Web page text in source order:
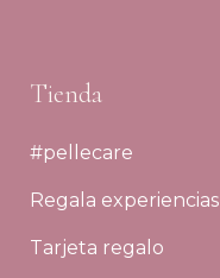
Tienda
#pellecare
Regala experiencias
Tarjeta regalo